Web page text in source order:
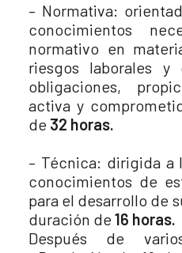
– Normativa:
conocimientos
normativo en
riesgos laborales
obligaciones,
activa y
de 32 horas.
– Técnica: dirigida a
conocimientos de
para el desarrollo de
duración de16 horas.
Después de